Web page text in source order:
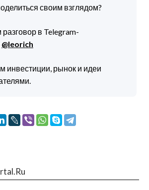
своим взглядом?
в Telegram-
@leorich
инвестиции, рынок и идеи